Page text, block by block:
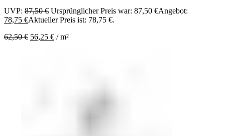
UVP: 87,50€ Ursprünglicher Preis war: 87,50 €Angebot:
78,75 €Aktueller Preis ist: 78,75 €.
62,50€ 56,25 € /m²